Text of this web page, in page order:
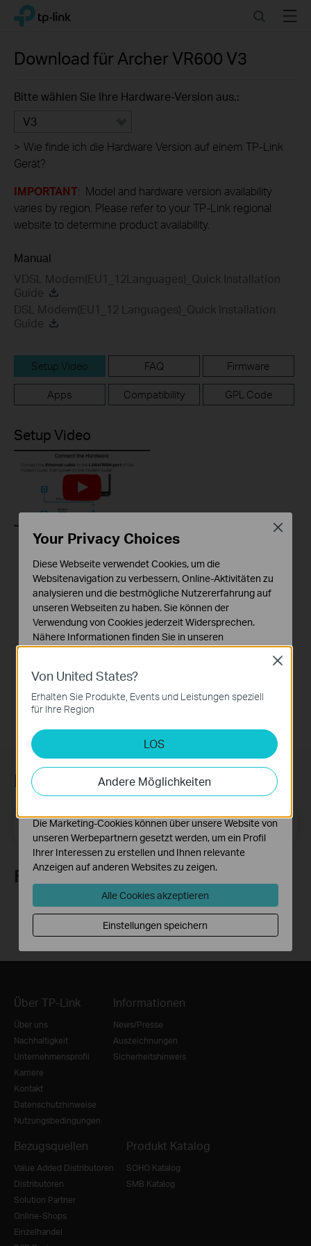
Click
navigation
TP-Link, Reliably Smart SearchMenu
Download für Archer VR600 V3
Bitte wählen Sie Ihre Hardware-Version aus.:
V3
> Wie finde ich die Hardware Version auf einem TP-Link
Gerät?
IMPORTANT: Model and hardware version availability
varies by region. Please refer to your TP-Link regional
website to determine product availability.
Manual
VDSL Modem(EU1_12Languages)_Quick Installation
Guide
DSL Modem(EU1_12 Languages)_Quick Installation
Guide
Setup Video FAQ Firmware
Apps Compatibility GPL Code
Setup Video
How to configure the
wireless router
mode for TP Link
DSL modem router
This video will show you how to configure the wireless router mode for a TP-Link DSL modem router. For more information, visit www.tp-link.com/support
Newsletter abonnieren
E-Mail-Adresse Registrieren
Folge uns
Über TP-Link
Über uns
Nachhaltigkeit
Unternehmensprofil
Karriere
Kontakt
Datenschutzhinweise
Nutzungsbedingungen
Informationen
News/Presse
Auszeichnungen
Sicherheitshinweis
Bezugsquellen
Value Added Distributoren
Distributoren
Solution Partner
Online-Shops
Einzelhandel
Produkt Katalog
SOHO Katalog
SMB Katalog
Von United States?
Erhalten Sie Produkte, Events und Leistungen speziell
für Ihre Region
LOS
Andere Möglichkeiten
Close
Your Privacy Choices
Diese Webseite verwendet Cookies, um die
Websitenavigation zu verbessern, Online-Aktivitäten zu
analysieren und die bestmögliche Nutzererfahrung auf
unseren Webseiten zu haben. Sie können der
Verwendung von Cookies jederzeit Widersprechen.
Nähere Informationen finden Sie in unseren
Datenschutzhinweisen.
Notwendige Cookies
Diese Cookies sind zur Funktion der Website
erforderlich und können in Ihren Systemen nicht
Analyse- und Marketing-Cookies
Analyse-Cookies ermöglichen es uns, Ihre Aktivitäten
auf unserer Website zu analysieren, um die
Funktionsweise unserer Website zu verbessern und
Die Marketing-Cookies können über unsere Website von
unseren Werbepartnern gesetzt werden, um ein Profil
Ihrer Interessen zu erstellen und Ihnen relevante
Anzeigen auf anderen Websites zu zeigen.
Alle Cookies akzeptieren
Einstellungen speichern
Close